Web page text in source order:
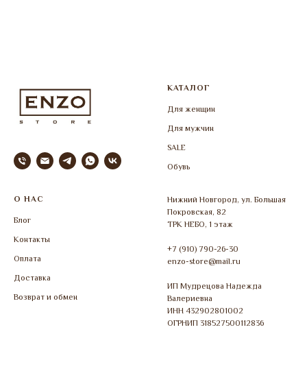
КАТАЛОГ
Для женщин
Для мужчин
SALE
Обувь
О НАС
Блог
Контакты
Оплата
Доставка
Возврат и обмен
Нижний Новгород, ул. Большая
Покровская, 82
ТРК НЕБО, 1 этаж
+7 (910) 790-26-30
enzo-store@mail.ru
ИП Мудрецова Надежда
Валериевна
ИНН 432902801002
ОГРНИП 318527500112836